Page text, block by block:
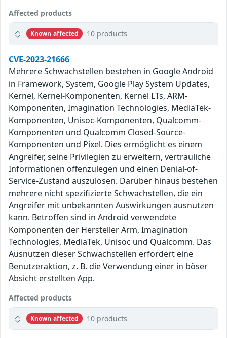
Affected products
Known affected 10 products
CVE-2023-21666
Mehrere Schwachstellen bestehen in Google Android
in Framework, System, Google Play System Updates,
Kernel, Kernel-Komponenten, Kernel LTs, ARM-
Komponenten, Imagination Technologies, MediaTek-
Komponenten, Unisoc-Komponenten, Qualcomm-
Komponenten und Qualcomm Closed-Source-
Komponenten und Pixel. Dies ermöglicht es einem
Angreifer, seine Privilegien zu erweitern, vertrauliche
Informationen offenzulegen und einen Denial-of-
Service-Zustand auszulösen. Darüber hinaus bestehen
mehrere nicht spezifizierte Schwachstellen, die ein
Angreifer mit unbekannten Auswirkungen ausnutzen
kann. Betroffen sind in Android verwendete
Komponenten der Hersteller Arm, Imagination
Technologies, MediaTek, Unisoc und Qualcomm. Das
Ausnutzen dieser Schwachstellen erfordert eine
Benutzeraktion, z. B. die Verwendung einer in böser
Absicht erstellten App.
Affected products
Known affected 10 products